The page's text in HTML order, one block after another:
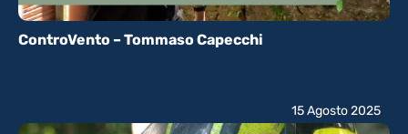
ControVento – Tommaso Capecchi
15 Agosto 2025